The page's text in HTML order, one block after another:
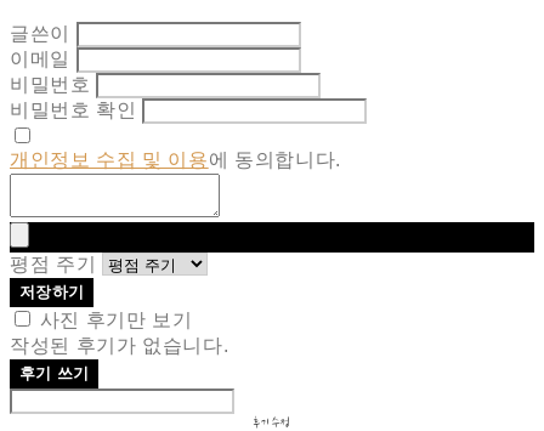
글쓴이
이메일
비밀번호
비밀번호 확인
개인정보 수집 및 이용에 동의합니다.
평점 주기
저장하기
사진 후기만 보기
작성된 후기가 없습니다.
후기 쓰기
후기 수정